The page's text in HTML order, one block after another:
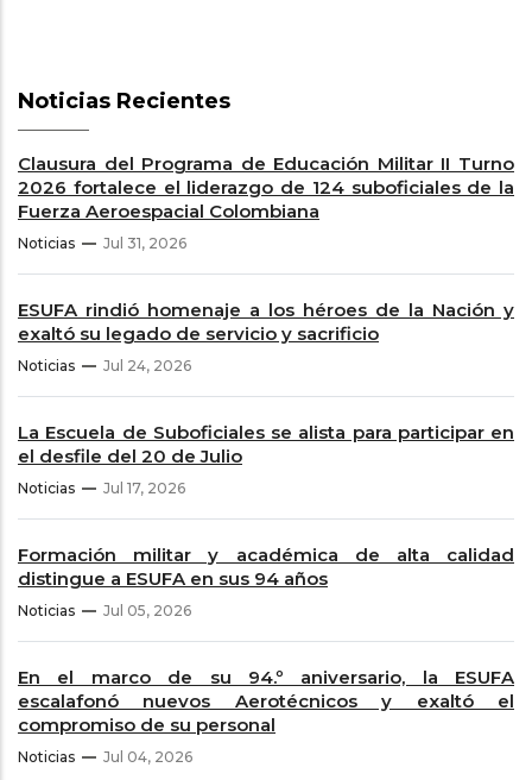
Noticias Recientes
Clausura del Programa de Educación Militar II Turno
2026 fortalece el liderazgo de 124 suboficiales de la
Fuerza Aeroespacial Colombiana
Noticias Jul 31, 2026
ESUFA rindió homenaje a los héroes de la Nación y
exaltó su legado de servicio y sacrificio
Noticias Jul 24, 2026
La Escuela de Suboficiales se alista para participar en
el desfile del 20 de Julio
Noticias Jul 17, 2026
Formación militar y académica de alta calidad
distingue a ESUFA en sus 94 años
Noticias Jul 05, 2026
En el marco de su 94.º aniversario, la ESUFA
escalafonó nuevos Aerotécnicos y exaltó el
compromiso de su personal
Noticias Jul 04, 2026